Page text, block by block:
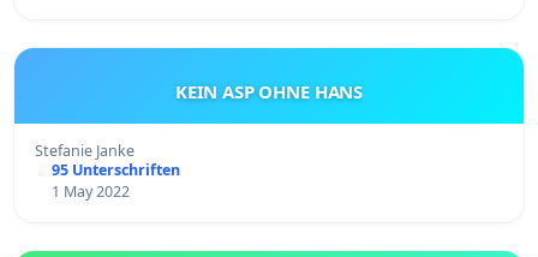
KEIN ASP OHNE HANS
Stefanie Janke
95 Unterschriften
1 May 2022